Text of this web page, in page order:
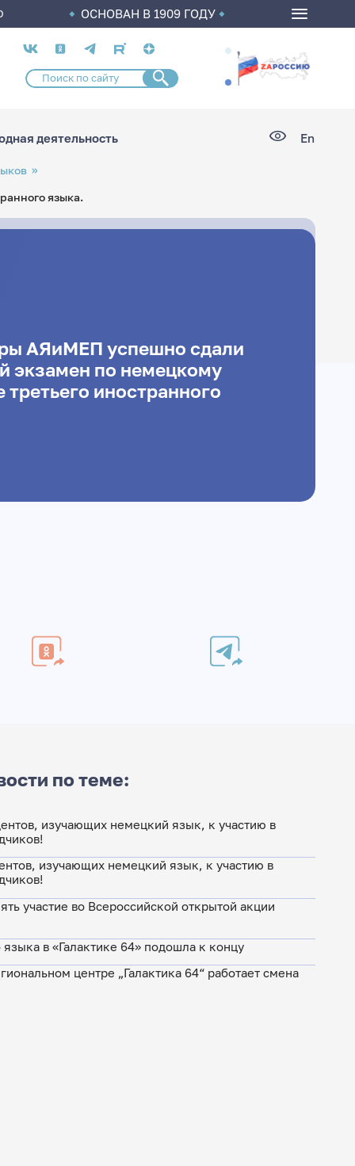
ОСНОВАН В 1909 ГОДУ
Социальные
сети
деятельность En
языка.
АЯиМЕП успешно сдали
экзамен по немецкому
третьего иностранного
по теме:
изучающих немецкий язык, к участию в
изучающих немецкий язык, к участию в
участие во Всероссийской открытой акции
в «Галактике 64» подошла к концу
центре „Галактика 64“ работает смена